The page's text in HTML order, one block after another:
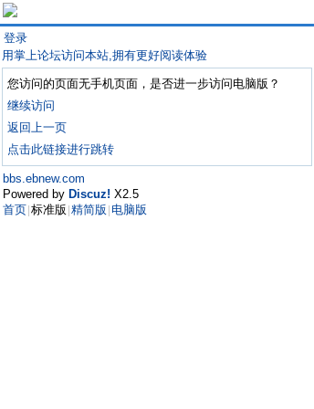
登录
用掌上论坛访问本站,拥有更好阅读体验
您访问的页面无手机页面，是否进一步访问电脑版？
继续访问
返回上一页
点击此链接进行跳转
bbs.ebnew.com
Powered by Discuz! X2.5
首页 标准版 精简版 电脑版